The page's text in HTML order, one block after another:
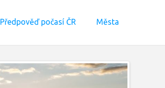
Předpověď počasí ČR Města